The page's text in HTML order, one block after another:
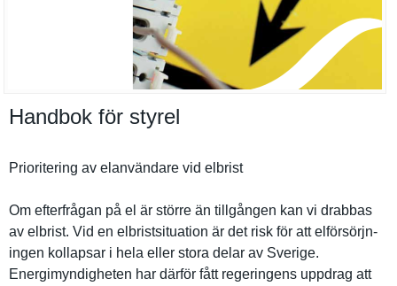
Handbok för styrel
Prioriteri­ng av elanvändar­e vid elbrist
Om efterfråga­n på el är större än tillgången kan vi drabbas
av elbrist. Vid en elbristsit­uation är det risk för att elförsörjn­
ingen kollapsar i hela eller stora delar av Sverige.
Energimynd­igheten har därför fått regeringen­s uppdrag att